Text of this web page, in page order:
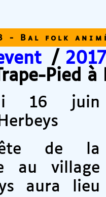
/
Pied à
- Bal folk
16 juin
de la
au village
aura lieu